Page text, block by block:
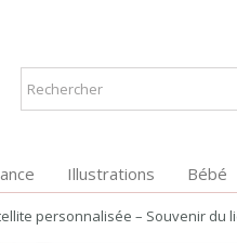
Illustrations Bébé
personnalisée – Souvenir du